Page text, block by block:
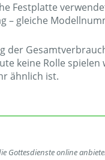
Festplatte
– gleiche
der
keine Rolle
ähnlich ist.
Gottesdienste online